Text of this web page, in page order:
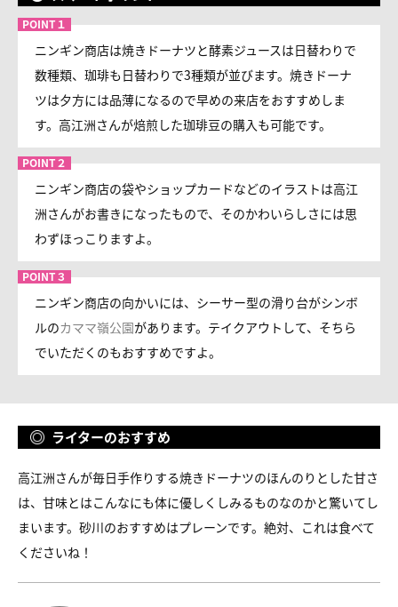
ニンギン商店は焼きドーナツと酵素ジュースは日替わりで
数種類、珈琲も日替わりで3種類が並びます。焼きドーナ
ツは夕方には品薄になるので早めの来店をおすすめしま
す。高江洲さんが焙煎した珈琲豆の購入も可能です。
ニンギン商店の袋やショップカードなどのイラストは高江
洲さんがお書きになったもので、そのかわいらしさには思
わずほっこりますよ。
ニンギン商店の向かいには、シーサー型の滑り台がシンボ
ルのカママ嶺公園があります。テイクアウトして、そちら
でいただくのもおすすめですよ。
ライターのおすすめ
高江洲さんが毎日手作りする焼きドーナツのほんのりとした甘さ
は、甘味とはこんなにも体に優しくしみるものなのかと驚いてし
まいます。砂川のおすすめはプレーンです。絶対、これは食べて
くださいね！